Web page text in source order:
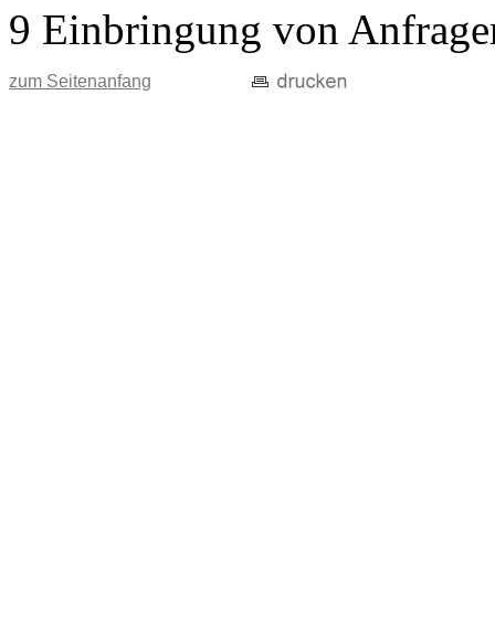
9 Einbringung von
zum Seitenanfang